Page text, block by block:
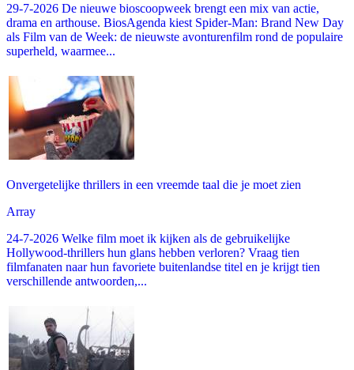
29-7-2026 De nieuwe bioscoopweek brengt een mix van actie,
drama en arthouse. BiosAgenda kiest Spider-Man: Brand New Day
als Film van de Week: de nieuwste avonturenfilm rond de populaire
superheld, waarmee...
Onvergetelijke thrillers in een vreemde taal die je moet zien
Array
24-7-2026 Welke film moet ik kijken als de gebruikelijke
Hollywood-thrillers hun glans hebben verloren? Vraag tien
filmfanaten naar hun favoriete buitenlandse titel en je krijgt tien
verschillende antwoorden,...